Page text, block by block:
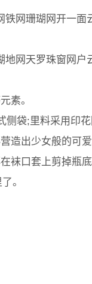
网珊瑚网开一面
网天罗珠窗网户
素。
袋;里料采用印花
造出少女般的可爱
袜口套上剪掉瓶
。